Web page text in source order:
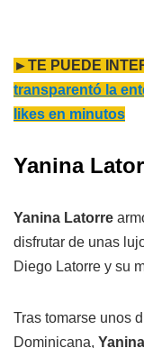
►TE PUEDE
transparentó la
likes en minutos
Yanina
Yanina Latorre
disfrutar de unas
Diego Latorre y su
Tras tomarse unos
Dominicana,